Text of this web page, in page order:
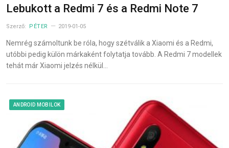
Lebukott a Redmi 7 és a Redmi Note 7
Szerző: PÉTER 2019-01-05
Nemrég számoltunk be róla, hogy szétválik a Xiaomi és a Redmi,
utóbbi pedig külön márkaként folytatja tovább. A Redmi 7 modellek
tehát már Xiaomi jelzés nélkül…
ANDROID MOBILOK